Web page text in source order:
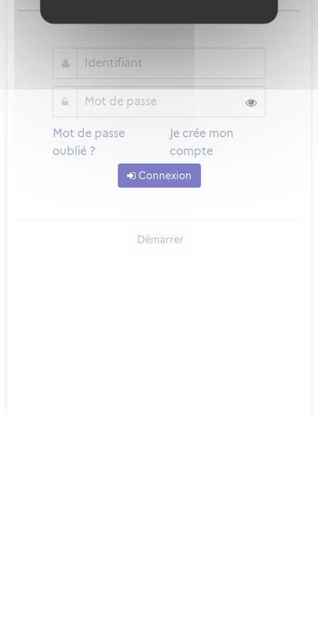
Mot de passe
oublié ?
Je crée mon
compte
Connexion
Démarrer